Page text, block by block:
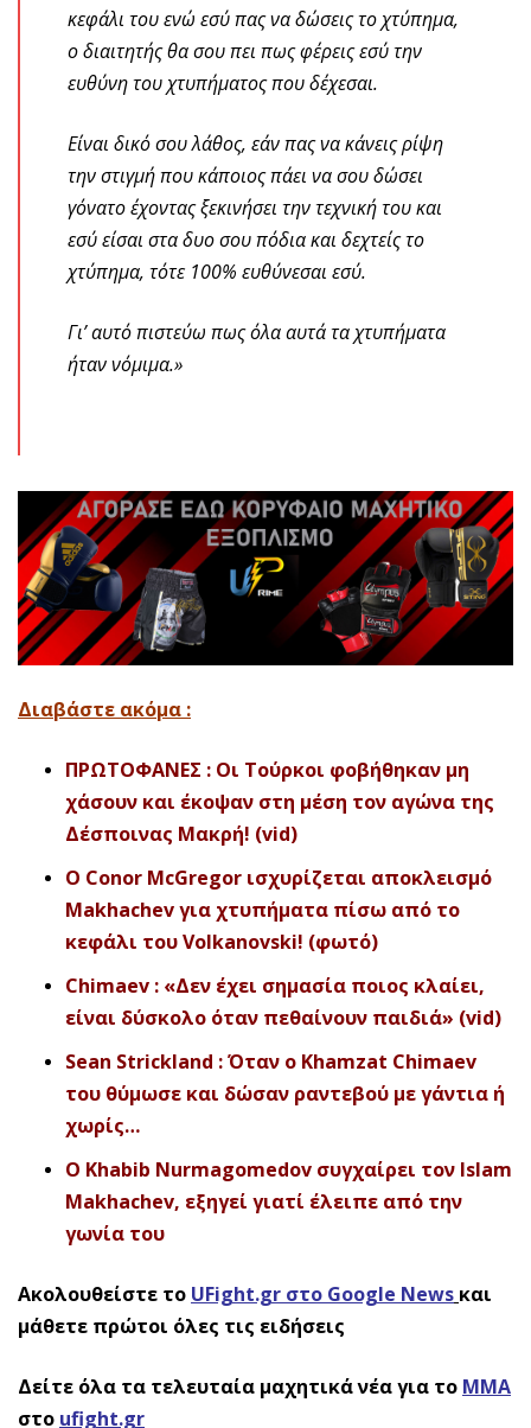
κεφάλι του ενώ εσύ πας να δώσεις το χτύπημα,
ο διαιτητής θα σου πει πως φέρεις εσύ την
ευθύνη του χτυπήματος που δέχεσαι.
Είναι δικό σου λάθος, εάν πας να κάνεις ρίψη
την στιγμή που κάποιος πάει να σου δώσει
γόνατο έχοντας ξεκινήσει την τεχνική του και
εσύ είσαι στα δυο σου πόδια και δεχτείς το
χτύπημα, τότε 100% ευθύνεσαι εσύ.
Γι’ αυτό πιστεύω πως όλα αυτά τα χτυπήματα
ήταν νόμιμα.»
Διαβάστε ακόμα :
ΠΡΩΤΟΦΑΝΕΣ : Οι Τούρκοι φοβήθηκαν μη
χάσουν και έκοψαν στη μέση τον αγώνα της
Δέσποινας Μακρή! (vid)
Ο Conor McGregor ισχυρίζεται αποκλεισμό
Makhachev για χτυπήματα πίσω από το
κεφάλι του Volkanovski! (φωτό)
Chimaev : «Δεν έχει σημασία ποιος κλαίει,
είναι δύσκολο όταν πεθαίνουν παιδιά» (vid)
Sean Strickland : Όταν ο Khamzat Chimaev
του θύμωσε και δώσαν ραντεβού με γάντια ή
χωρίς…
Ο Khabib Nurmagomedov συγχαίρει τον Islam
Makhachev, εξηγεί γιατί έλειπε από την
γωνία του
Ακολουθείστε το UFight.gr στο Google News και
μάθετε πρώτοι όλες τις ειδήσεις
Δείτε όλα τα τελευταία μαχητικά νέα για το ΜΜΑ
στο ufight.gr